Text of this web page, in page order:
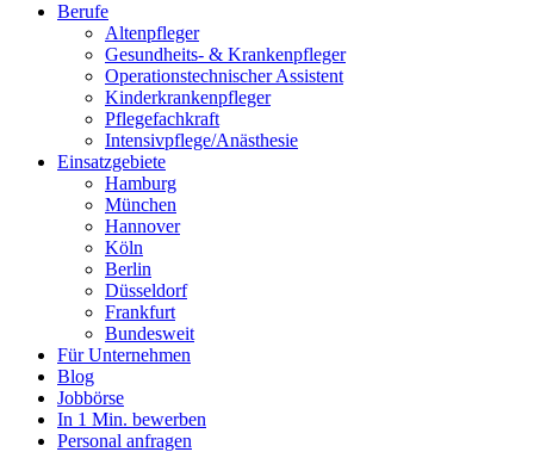
Berufe
Altenpfleger
Gesundheits- & Krankenpfleger
Operationstechnischer Assistent
Kinderkrankenpfleger
Pflegefachkraft
Intensivpflege/Anästhesie
Einsatzgebiete
Hamburg
München
Hannover
Köln
Berlin
Düsseldorf
Frankfurt
Bundesweit
Für Unternehmen
Blog
Jobbörse
In 1 Min. bewerben
Personal anfragen